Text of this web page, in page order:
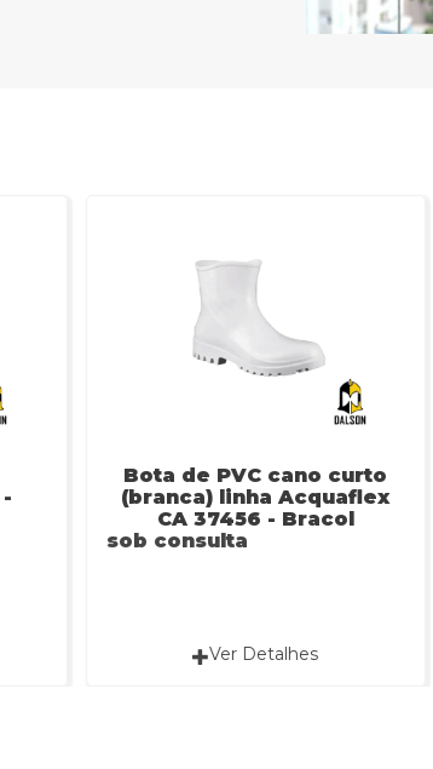
Bota de PVC cano curto
(branca) linha Acquaflex
CA 37456 - Bracol
sob consulta
Ver Detalhes